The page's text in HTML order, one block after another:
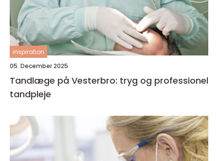
inspiration
05. December 2025
Tandlæge på Vesterbro: tryg og professionel
tandpleje